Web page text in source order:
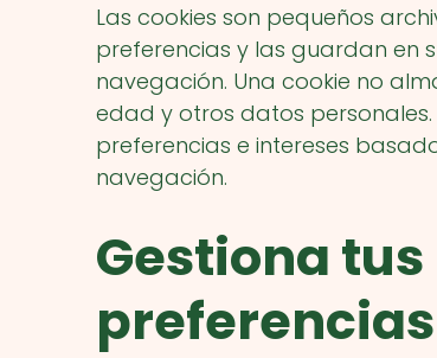
Las cookies son pequeños
preferencias y las guardan en
navegación. Una cookie no
edad y otros datos
preferencias e intereses
navegación.
Gestiona tus